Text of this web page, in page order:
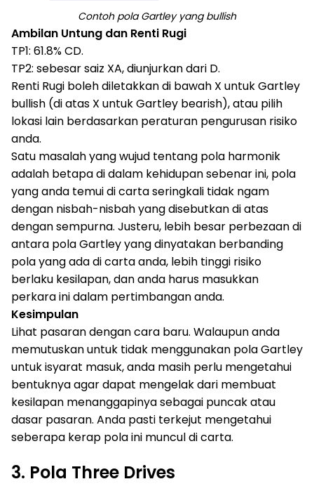
Contoh pola Gartley yang bullish
Ambilan Untung dan Renti Rugi
TP1: 61.8% CD.
TP2: sebesar saiz XA, diunjurkan dari D.
Renti Rugi boleh diletakkan di bawah X untuk Gartley
bullish (di atas X untuk Gartley bearish), atau pilih
lokasi lain berdasarkan peraturan pengurusan risiko
anda.
Satu masalah yang wujud tentang pola harmonik
adalah betapa di dalam kehidupan sebenar ini, pola
yang anda temui di carta seringkali tidak ngam
dengan nisbah-nisbah yang disebutkan di atas
dengan sempurna. Justeru, lebih besar perbezaan di
antara pola Gartley yang dinyatakan berbanding
pola yang ada di carta anda, lebih tinggi risiko
berlaku kesilapan, dan anda harus masukkan
perkara ini dalam pertimbangan anda.
Kesimpulan
Lihat pasaran dengan cara baru. Walaupun anda
memutuskan untuk tidak menggunakan pola Gartley
untuk isyarat masuk, anda masih perlu mengetahui
bentuknya agar dapat mengelak dari membuat
kesilapan menanggapinya sebagai puncak atau
dasar pasaran. Anda pasti terkejut mengetahui
seberapa kerap pola ini muncul di carta.
3. Pola Three Drives